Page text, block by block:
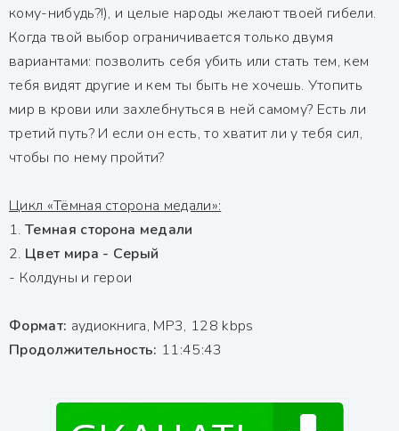
кому-нибудь?!), и целые народы желают твоей гибели.
Когда твой выбор ограничивается только двумя
вариантами: позволить себя убить или стать тем, кем
тебя видят другие и кем ты быть не хочешь. Утопить
мир в крови или захлебнуться в ней самому? Есть ли
третий путь? И если он есть, то хватит ли у тебя сил,
чтобы по нему пройти?
Цикл «Тёмная сторона медали»:
1. Темная сторона медали
2. Цвет мира - Серый
- Колдуны и герои
Формат: аудиокнига, MP3, 128 kbps
Продолжительность: 11:45:43